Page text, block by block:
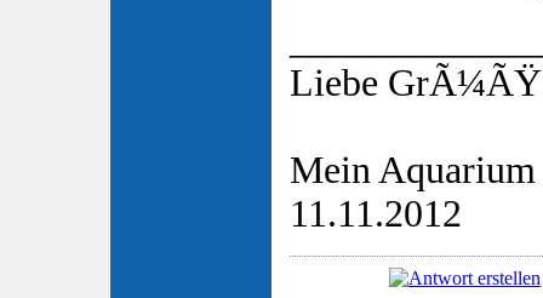
Liebe
Mein
11.11.2012